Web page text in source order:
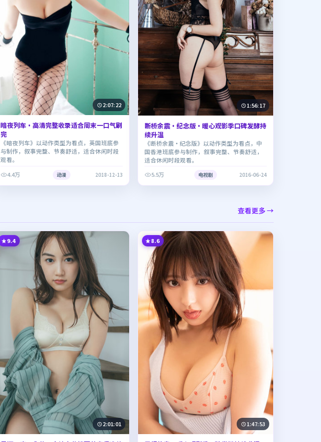
2:07:22
暗夜列车·高清完整收录适合周末一口气刷
完
《暗夜列车》以动作类型为看点，英国班底参
与制作，叙事完整、节奏舒适，适合休闲时段
观看。
4.4万
动漫 2018-12-13
1:56:17
断桥余震·纪念版·暖心观影季口碑发酵持
续升温
《断桥余震·纪念版》以动作类型为看点，中
国香港班底参与制作，叙事完整、节奏舒适，
适合休闲时段观看。
5.5万
电视剧 2016-06-24
查看更多 →
9.4
2:01:01
8.6
1:47:53